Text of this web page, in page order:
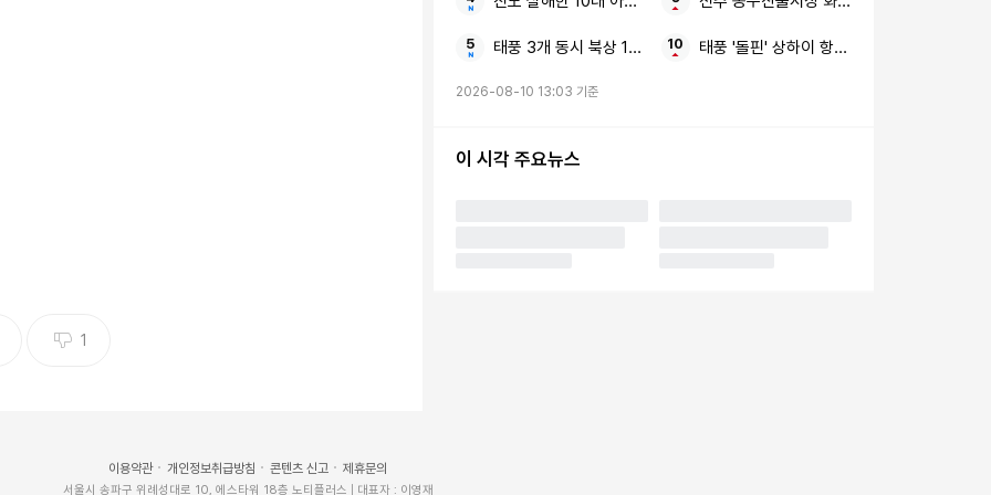
기각했다.
1
태풍 3개 동시 북상 16호 ‘페이러우’ 15호 ‘찬홈’
태풍 '돌핀' 상하이 항공편
2026-08-10 13:03 기준
이 시각 주요뉴스
이용약관 개인정보취급방침 콘텐츠 신고 제휴문의
서울시 송파구 위례성대로 10, 에스타워 18층 노티플러스 | 대표자 : 이영재